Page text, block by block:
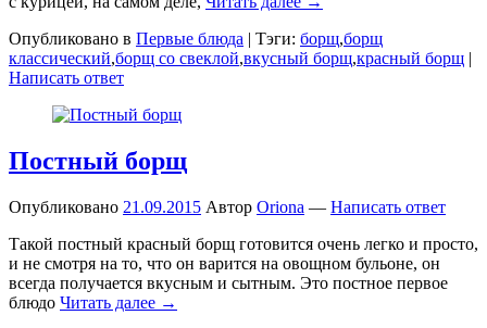
Опубликовано в Первые блюда | Тэги: борщ,борщ
классический,борщ со свеклой,вкусный борщ,красный борщ |
Написать ответ
Постный борщ
Опубликовано 21.09.2015 Автор Oriona — Написать ответ
Такой постный красный борщ готовится очень легко и просто,
и не смотря на то, что он варится на овощном бульоне, он
всегда получается вкусным и сытным. Это постное первое
блюдо Читать далее →